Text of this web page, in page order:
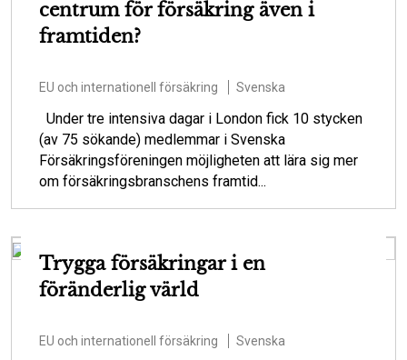
centrum för försäkring även i
framtiden?
EU och internationell försäkring Svenska
Under tre intensiva dagar i London fick 10 stycken
(av 75 sökande) medlemmar i Svenska
Försäkringsföreningen möjligheten att lära sig mer
om försäkringsbranschens framtid...
Trygga försäkringar i en
föränderlig värld
EU och internationell försäkring Svenska